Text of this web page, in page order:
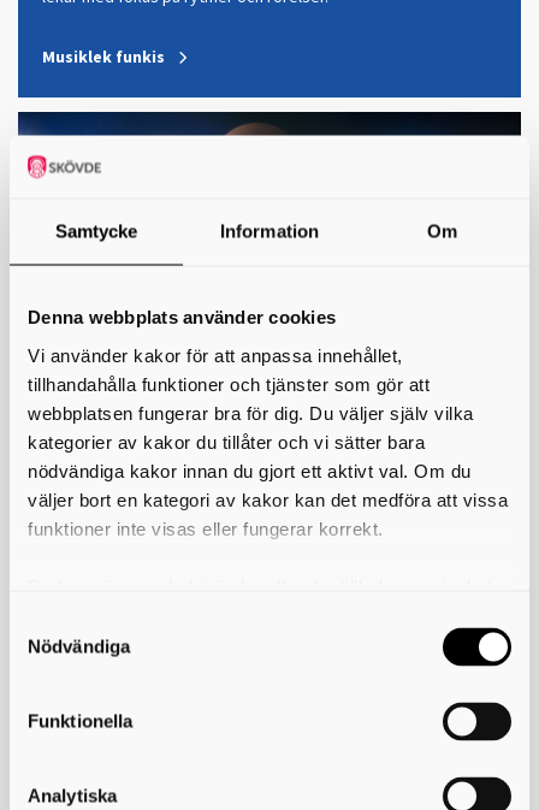
Samtycke Information Om
Denna webbplats använder cookies
Vi använder kakor för att anpassa innehållet,
tillhandahålla funktioner och tjänster som gör att
webbplatsen fungerar bra för dig. Du väljer själv vilka
kategorier av kakor du tillåter och vi sätter bara
nödvändiga kakor innan du gjort ett aktivt val. Om du
väljer bort en kategori av kakor kan det medföra att vissa
funktioner inte visas eller fungerar korrekt.
användning av kakor som du hittar längst ner på sidan
Nödvändiga
Funktionella
Analytiska
Musiklek funkis
Vanliga frågor
Fler kurser på Kulturskolan
undrar hur vi kan anpassa vår undervisning efter just dig. Skicka
ett mail till kulturfabriken@skovde.se eller ring 0500-49 83 21.
Våra kurser